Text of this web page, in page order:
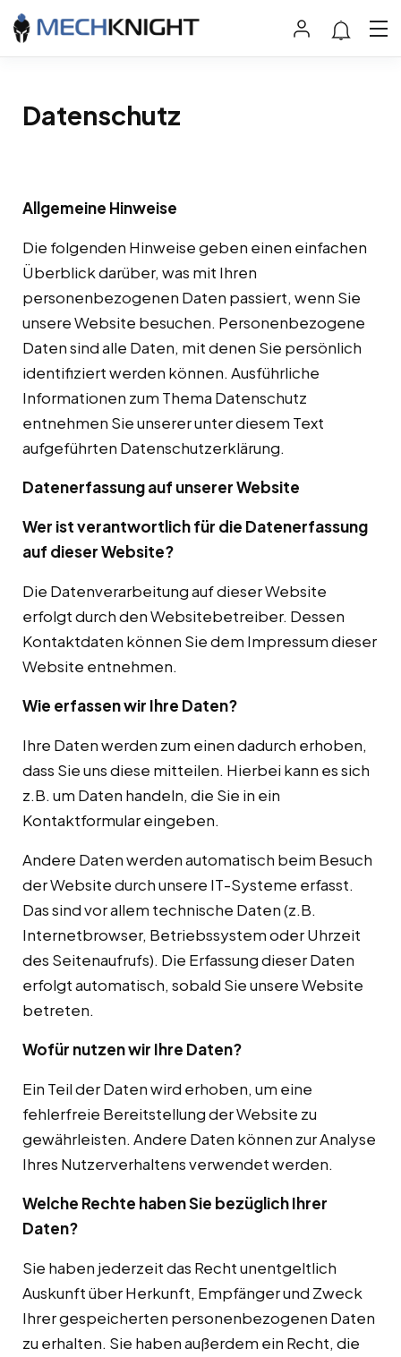
Datenschutz
Allgemeine Hinweise
Die folgenden Hinweise geben einen einfachen
Überblick darüber, was mit Ihren
personenbezogenen Daten passiert, wenn Sie
unsere Website besuchen. Personenbezogene
Daten sind alle Daten, mit denen Sie persönlich
identifiziert werden können. Ausführliche
Informationen zum Thema Datenschutz
entnehmen Sie unserer unter diesem Text
aufgeführten Datenschutzerklärung.
Datenerfassung auf unserer Website
Wer ist verantwortlich für die Datenerfassung
auf dieser Website?
Die Datenverarbeitung auf dieser Website
erfolgt durch den Websitebetreiber. Dessen
Kontaktdaten können Sie dem Impressum dieser
Website entnehmen.
Wie erfassen wir Ihre Daten?
Ihre Daten werden zum einen dadurch erhoben,
dass Sie uns diese mitteilen. Hierbei kann es sich
z.B. um Daten handeln, die Sie in ein
Kontaktformular eingeben.
Andere Daten werden automatisch beim Besuch
der Website durch unsere IT-Systeme erfasst.
Das sind vor allem technische Daten (z.B.
Internetbrowser, Betriebssystem oder Uhrzeit
des Seitenaufrufs). Die Erfassung dieser Daten
erfolgt automatisch, sobald Sie unsere Website
betreten.
Wofür nutzen wir Ihre Daten?
Ein Teil der Daten wird erhoben, um eine
fehlerfreie Bereitstellung der Website zu
gewährleisten. Andere Daten können zur Analyse
Ihres Nutzerverhaltens verwendet werden.
Welche Rechte haben Sie bezüglich Ihrer
Daten?
Sie haben jederzeit das Recht unentgeltlich
Auskunft über Herkunft, Empfänger und Zweck
Ihrer gespeicherten personenbezogenen Daten
zu erhalten. Sie haben außerdem ein Recht, die